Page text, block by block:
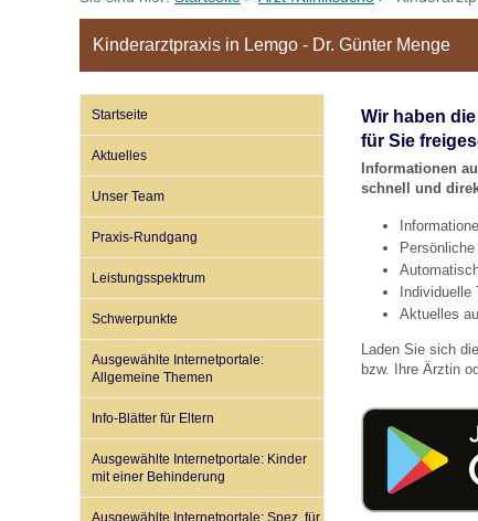
Schulkinder
Schulkind: U10
Was muss man
Impfsicherheit
Häufige Fragen
Recht auf
Vorsorge- und
Hausapotheke
Notdienste
Blutdruckrechner
Empfehlungen
Hörlexikon
Material zu den
Kinderarztpraxis in Lemgo - Dr. Günter Menge
Startseite
Aktuelles
Unser Team
Praxis-Rundgang
Leistungsspektrum
Schwerpunkte
Ausgewählte Internetportale:
Allgemeine Themen
Info-Blätter für Eltern
Ausgewählte Internetportale: Kinder
mit einer Behinderung
Ausgewählte Internetportale: Spez. für
Wir haben
für Sie
Informationen
schnell und
Aktuelles
Laden Sie sich
bzw. Ihre Ärztin